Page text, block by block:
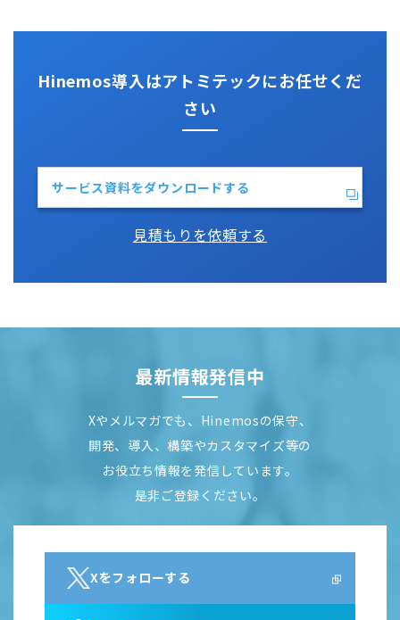
Hinemos導入はアトミテックにお任せくだ
さい
サービス資料をダウンロードする
見積もりを依頼する
最新情報発信中
Xやメルマガでも、Hinemosの保守、
開発、導入、構築やカスタマイズ等の
お役立ち情報を発信しています。
是非ご登録ください。
Xをフォローする